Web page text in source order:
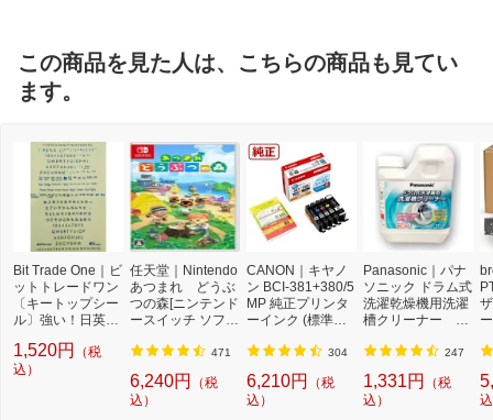
この商品を見た人は、こちらの商品も見てい
ます。
Bit Trade One｜ビ
ットトレードワン
〔キートップシー
ル〕強い！日英対
プシールセット ブ
ルー DYKTSBL
1,520円
（税
込）
任天堂｜Nintendo
あつまれ どうぶ
つの森[ニンテンド
ースイッチ ソフ
471
6,240円
（税
込）
CANON｜キヤノ
ン BCI-381+380/5
MP 純正プリンタ
ーインク (標準容
3813805MP] 304
6,210円
（税
込）
Panasonic｜パナ
ソニック ドラム式
洗濯乾燥機用洗濯
槽クリーナー N-
機 洗浄 洗剤 750m
l NW2]【rb_pcp】
247
1,331円
（税
込）
T